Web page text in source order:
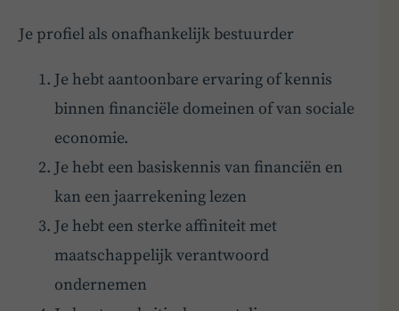
Je profiel als onafhankelijk bestuurder
Je hebt aantoonbare ervaring of kennis
binnen financiële domeinen of van sociale
economie.
Je hebt een basiskennis van financiën en
kan een jaarrekening lezen
Je hebt een sterke affiniteit met
maatschappelijk verantwoord
ondernemen